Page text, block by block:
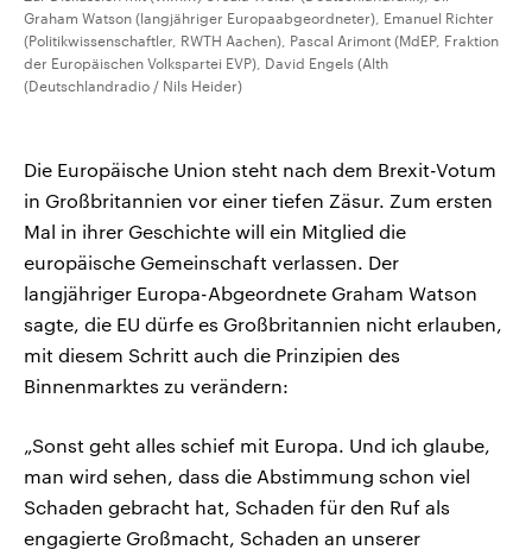
Graham Watson (langjähriger Europaabgeordneter), Emanuel Richter
(Politikwissenschaftler, RWTH Aachen), Pascal Arimont (MdEP, Fraktion
der Europäischen Volkspartei EVP), David Engels (Alth
(Deutschlandradio / Nils Heider)
Die Europäische Union steht nach dem Brexit-Votum
in Großbritannien vor einer tiefen Zäsur. Zum ersten
Mal in ihrer Geschichte will ein Mitglied die
europäische Gemeinschaft verlassen. Der
langjähriger Europa-Abgeordnete Graham Watson
sagte, die EU dürfe es Großbritannien nicht erlauben,
mit diesem Schritt auch die Prinzipien des
Binnenmarktes zu verändern:
„Sonst geht alles schief mit Europa. Und ich glaube,
man wird sehen, dass die Abstimmung schon viel
Schaden gebracht hat, Schaden für den Ruf als
engagierte Großmacht, Schaden an unserer